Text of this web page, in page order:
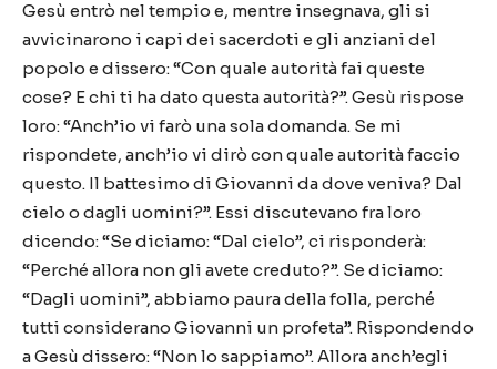
Gesù entrò nel tempio e, mentre insegnava, gli si
avvicinarono i capi dei sacerdoti e gli anziani del
popolo e dissero: “Con quale autorità fai queste
cose? E chi ti ha dato questa autorità?”. Gesù rispose
loro: “Anch’io vi farò una sola domanda. Se mi
rispondete, anch’io vi dirò con quale autorità faccio
questo. Il battesimo di Giovanni da dove veniva? Dal
cielo o dagli uomini?”. Essi discutevano fra loro
dicendo: “Se diciamo: “Dal cielo”, ci risponderà:
“Perché allora non gli avete creduto?”. Se diciamo:
“Dagli uomini”, abbiamo paura della folla, perché
tutti considerano Giovanni un profeta”. Rispondendo
a Gesù dissero: “Non lo sappiamo”. Allora anch’egli